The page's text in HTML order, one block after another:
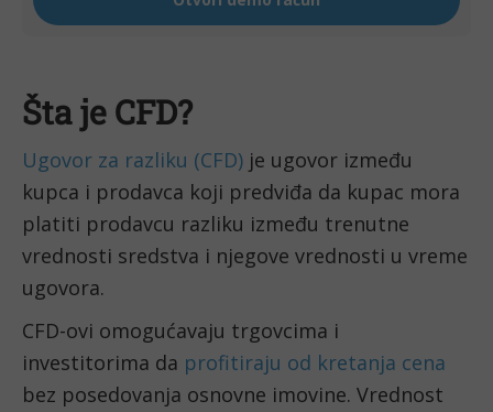
Šta je CFD?
Ugovor za razliku (CFD) je ugovor između
kupca i prodavca koji predviđa da kupac mora
platiti prodavcu razliku između trenutne
vrednosti sredstva i njegove vrednosti u vreme
ugovora.
CFD-ovi omogućavaju trgovcima i
investitorima da profitiraju od kretanja cena
bez posedovanja osnovne imovine. Vrednost